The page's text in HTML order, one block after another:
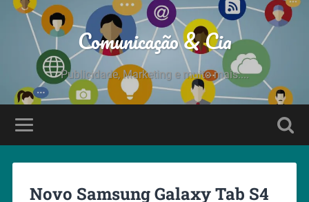
Comunicação & Cia
Publicidade, Marketing e muito mais....
Novo Samsung Galaxy Tab S4